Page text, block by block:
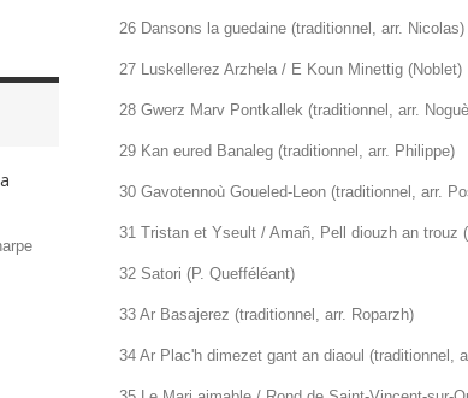
26 Dansons la guedaine (traditionnel, arr. Nicolas)
27 Luskellerez Arzhela / E Koun Minettig (Noblet)
28 Gwerz Marv Pontkallek (traditionnel, arr.
29 Kan eured Banaleg (traditionnel, arr. Philippe)
30 Gavotennoù Goueled-Leon (traditionnel, arr.
31 Tristan et Yseult / Amañ, Pell diouzh an trouz
32 Satori (P. Quefféléant)
33 Ar Basajerez (traditionnel, arr. Roparzh)
34 Ar Plac'h dimezet gant an diaoul (traditionnel,